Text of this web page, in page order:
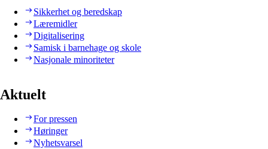
Sikkerhet og beredskap
Læremidler
Digitalisering
Samisk i barnehage og skole
Nasjonale minoriteter
Aktuelt
For pressen
Høringer
Nyhetsvarsel